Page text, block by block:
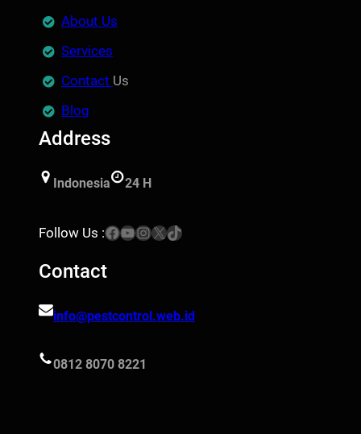
About Us
Services
Contact Us
Blog
Address
Indonesia 24 H
Follow Us :Facebook YouTube Instagram X TikTok
Contact
info@pestcontrol.web.id
0812 8070 8221